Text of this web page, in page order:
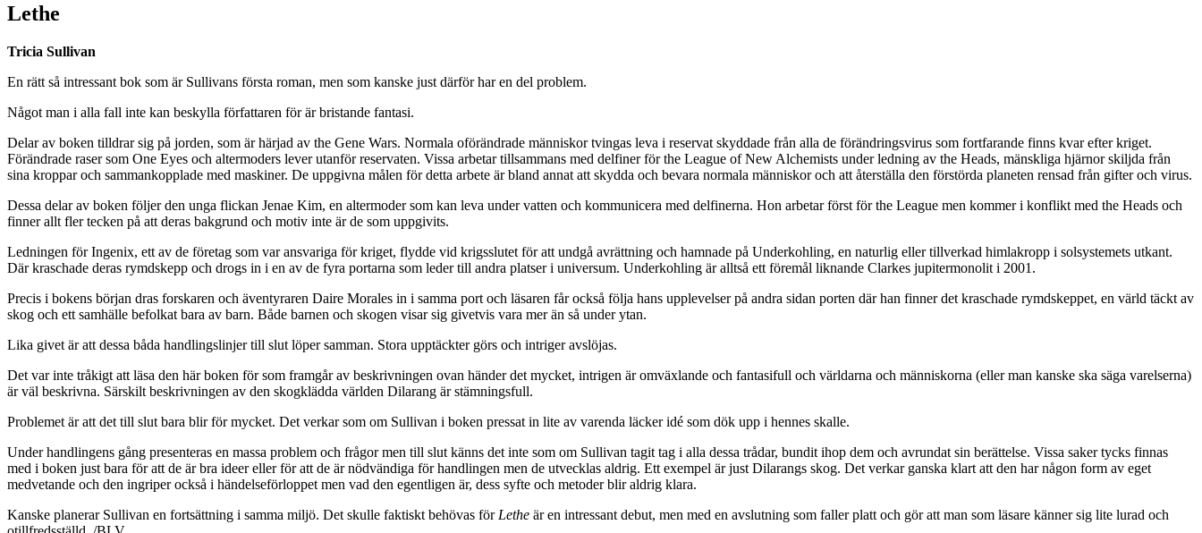
Lethe
Tricia Sullivan
En rätt så intressant bok som är Sullivans första roman, men som kanske just därför har en del problem.
Något man i alla fall inte kan beskylla författaren för är bristande fantasi.
Delar av boken tilldrar sig på jorden, som är härjad av the Gene Wars. Normala oförändrade människor tvingas leva i reservat skyddade från alla de förändringsvirus som fortfarande finns kvar efter kriget.
Förändrade raser som One Eyes och altermoders lever utanför reservaten. Vissa arbetar tillsammans med delfiner för the League of New Alchemists under ledning av the Heads, mänskliga hjärnor skiljda från
sina kroppar och sammankopplade med maskiner. De uppgivna målen för detta arbete är bland annat att skydda och bevara normala människor och att återställa den förstörda planeten rensad från gifter och virus.
Dessa delar av boken följer den unga flickan Jenae Kim, en altermoder som kan leva under vatten och kommunicera med delfinerna. Hon arbetar först för the League men kommer i konflikt med the Heads och
finner allt fler tecken på att deras bakgrund och motiv inte är de som uppgivits.
Ledningen för Ingenix, ett av de företag som var ansvariga för kriget, flydde vid krigsslutet för att undgå avrättning och hamnade på Underkohling, en naturlig eller tillverkad himlakropp i solsystemets utkant.
Där kraschade deras rymdskepp och drogs in i en av de fyra portarna som leder till andra platser i universum. Underkohling är alltså ett föremål liknande Clarkes jupitermonolit i 2001.
Precis i bokens början dras forskaren och äventyraren Daire Morales in i samma port och läsaren får också följa hans upplevelser på andra sidan porten där han finner det kraschade rymdskeppet, en värld täckt av
skog och ett samhälle befolkat bara av barn. Både barnen och skogen visar sig givetvis vara mer än så under ytan.
Lika givet är att dessa båda handlingslinjer till slut löper samman. Stora upptäckter görs och intriger avslöjas.
Det var inte tråkigt att läsa den här boken för som framgår av beskrivningen ovan händer det mycket, intrigen är omväxlande och fantasifull och världarna och människorna (eller man kanske ska säga varelserna)
är väl beskrivna. Särskilt beskrivningen av den skogklädda världen Dilarang är stämningsfull.
Problemet är att det till slut bara blir för mycket. Det verkar som om Sullivan i boken pressat in lite av varenda läcker idé som dök upp i hennes skalle.
Under handlingens gång presenteras en massa problem och frågor men till slut känns det inte som om Sullivan tagit tag i alla dessa trådar, bundit ihop dem och avrundat sin berättelse. Vissa saker tycks finnas
med i boken just bara för att de är bra ideer eller för att de är nödvändiga för handlingen men de utvecklas aldrig. Ett exempel är just Dilarangs skog. Det verkar ganska klart att den har någon form av eget
medvetande och den ingriper också i händelseförloppet men vad den egentligen är, dess syfte och metoder blir aldrig klara.
Kanske planerar Sullivan en fortsättning i samma miljö. Det skulle faktiskt behövas för Lethe är en intressant debut, men med en avslutning som faller platt och gör att man som läsare känner sig lite lurad och